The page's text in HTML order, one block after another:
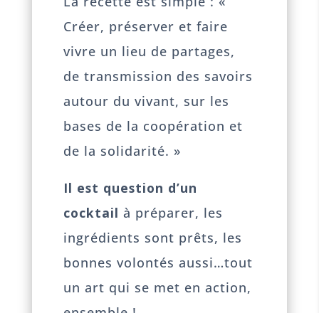
Créer, préserver et faire
vivre un lieu de partages,
de transmission des savoirs
autour du vivant, sur les
bases de la coopération et
de la solidarité. »
Il est question d’un
cocktail à préparer, les
ingrédients sont prêts, les
bonnes volontés aussi…tout
un art qui se met en action,